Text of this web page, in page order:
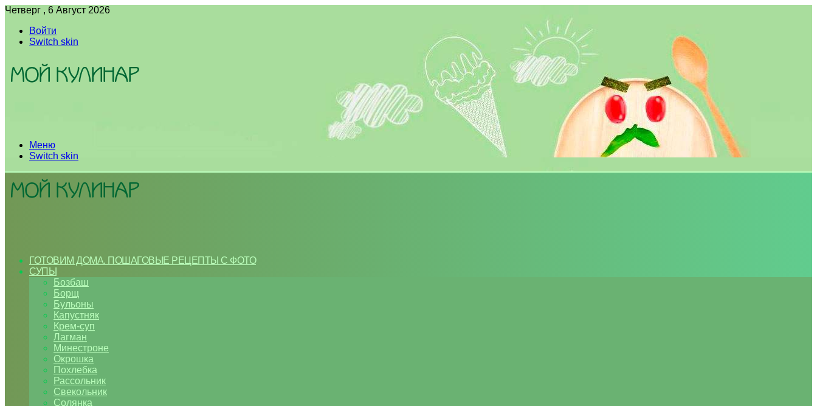
Четверг , 6 Август 2026
Войти
Switch skin
Меню
Switch skin
ГОТОВИМ ДОМА. ПОШАГОВЫЕ РЕЦЕПТЫ С ФОТО
СУПЫ
Бозбаш
Борщ
Бульоны
Капустняк
Крем-суп
Лагман
Минестроне
Окрошка
Похлебка
Рассольник
Свекольник
Солянка